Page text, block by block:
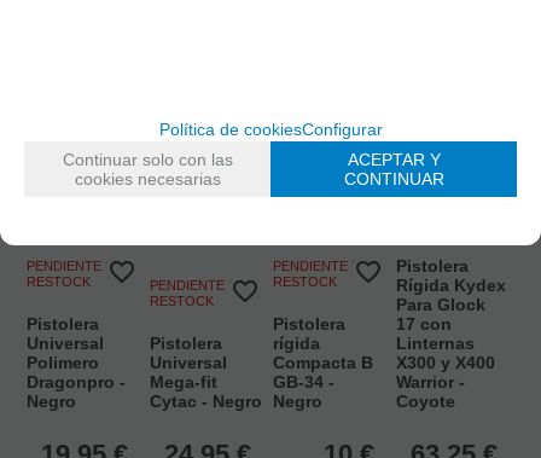
PENDIENTE DE
RESTOCK
Pistolera
Universal
Polimero
Dragonpro -
Negro
PENDIENTE DE
RESTOCK
Pistolera
Universal
Mega-fit
Cytac - Negro
PENDIENTE DE
RESTOCK
Pistolera
rígida
Compacta B
GB-34 -
Negro
Pistolera
Rígida Kydex
Para Glock
17 con
Linternas
X300 y X400
Warrior -
Coyote
Política de cookiesConfigurar
Continuar solo con las
cookies necesarias
ACEPTAR Y
CONTINUAR